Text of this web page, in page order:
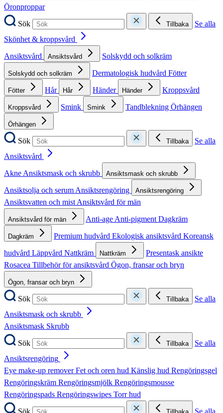
Öronproppar
Sök
Tillbaka
Se alla
Skönhet & kroppsvård
Ansiktsvård
Ansiktsvård Solskydd och solkräm
Solskydd och solkräm Dermatologisk hudvård Fötter
Fötter Hår Hår Händer Händer Kroppsvård
Kroppsvård Smink Smink Tandblekning Örhängen
Örhängen
Sök Tillbaka
Se alla
Ansiktsvård
AkneAnsiktsmask och skrubb Ansiktsmask och skrubb
Ansiktsolja och serumAnsiktsrengöring Ansiktsrengöring
Ansiktsvatten och mistAnsiktsvård för män
Ansiktsvård för män Anti-ageAnti-pigmentDagkräm
Dagkräm Premium hudvård Ekologisk ansiktsvård Koreansk
hudvård Läppvård Nattkräm Nattkräm
Presentask ansikte
Rosacea Tillbehör för ansiktsvård Ögon, fransar och bryn
Ögon, fransar och bryn
Sök Tillbaka
Se alla
Ansiktsmask och skrubb
Ansiktsmask Skrubb
Sök
Tillbaka
Se alla
Ansiktsrengöring
Eye make-up removerFet och oren hud Känslig hud Rengöringsgel
Rengöringskräm Rengöringsmjölk Rengöringsmousse
Rengöringspads Rengöringswipes Torr hud